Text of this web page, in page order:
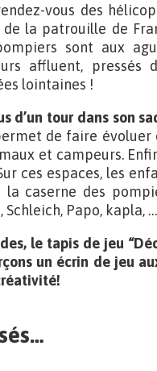
vous des
la patrouille de
sont aux
affluent,
lointaines !
d’un tour dans son
de faire évoluer
et campeurs.
ces espaces, les
la caserne des
Papo, kapla,
le tapis de jeu
un écrin de jeu